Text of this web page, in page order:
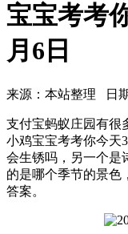
宝宝考考
月6日
来源：本站整理 日期
支付宝蚂蚁庄园有很
小鸡宝宝考考你今天
会生锈吗，另一个是
的是哪个季节的景色
答案。